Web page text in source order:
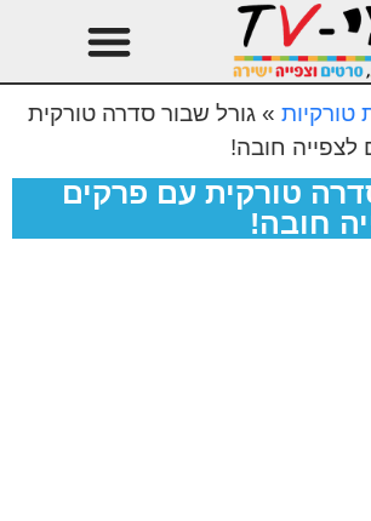
טורקיות » גורל שבור סדרה טורקית
חובה!
טורקית עם פרקים
חובה!